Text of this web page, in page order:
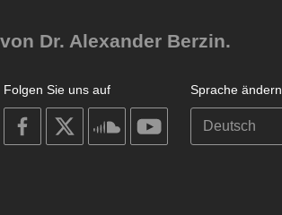
Dr. Alexander Berzin.
Sprache ändern
Folgen Sie uns auf
on
facebook
on
on
soundcloudyoutube